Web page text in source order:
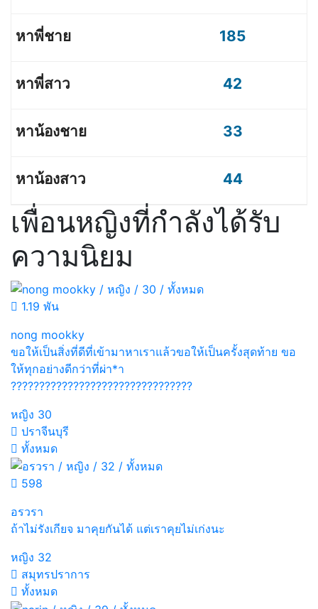
185
42
33
44
เพื่อนหญิงที่กำลังได้รับ
ความนิยม
1.19 พัน
nong mookky
ขอให้เป็นสิ่งที่ดีที่เข้ามาหาเราแล้วขอให้เป็นครั้งสุดท้าย ขอ
ให้ทุกอย่างดีกว่าที่ผ่า*า
????????????????????????????????
หญิง 30
ปราจีนบุรี
ทั้งหมด
598
อรวรา
ถ้าไม่รังเกียจ มาคุยกันได้ แต่เราคุยไม่เก่งนะ
หญิง 32
สมุทรปราการ
ทั้งหมด